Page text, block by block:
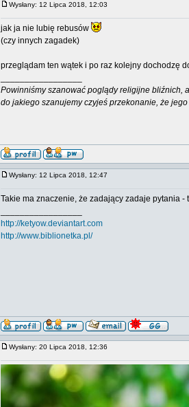
Wysłany: 12 Lipca 2018, 12:03
jak ja nie lubię rebusów
(czy innych zagadek)
przeglądam ten wątek i po raz kolejny dochodzę
Powinniśmy szanować poglądy religijne bliźnich,
do jakiego szanujemy czyjeś przekonanie, że
Wysłany: 12 Lipca 2018, 12:47
Takie ma znaczenie, że zadający zadaje pytania -
http://ketyow.deviantart.com
http://www.biblionetka.pl/
Wysłany: 20 Lipca 2018, 12:36